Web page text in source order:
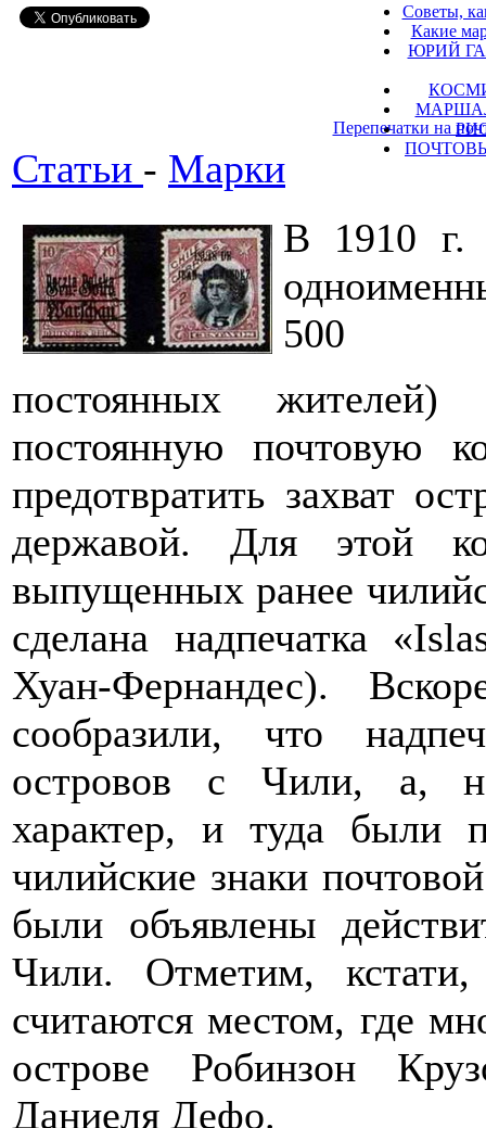
Советы,
Какие
ЮРИЙ
Перепечатки на
Статьи - Марки
В 1910 г.
500
постоянных жителей)
постоянную почтовую
предотвратить захват
державой. Для этой
выпущенных ранее
сделана надпечатка
Хуан-Фернандес).
сообразили, что
островов с Чили, а,
характер, и туда были
чилийские знаки
были объявлены
Чили. Отметим, кстати,
считаются местом, где
острове Робинзон
Даниеля Дефо.